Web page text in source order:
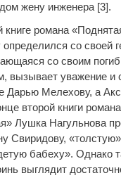
жену инженера [3].
книге романа
со своей
со своим
вызывает уважение и
Дарью Мелехову, а
второй книги
Лушка Нагульнова
Свиридову,
бабеху». Однако
выглядит